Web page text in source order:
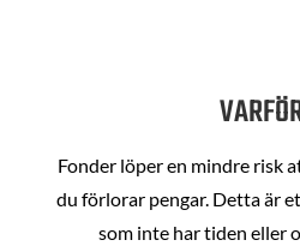
Fonder löper en mindre risk
du förlorar pengar. Detta är
som inte har tiden eller